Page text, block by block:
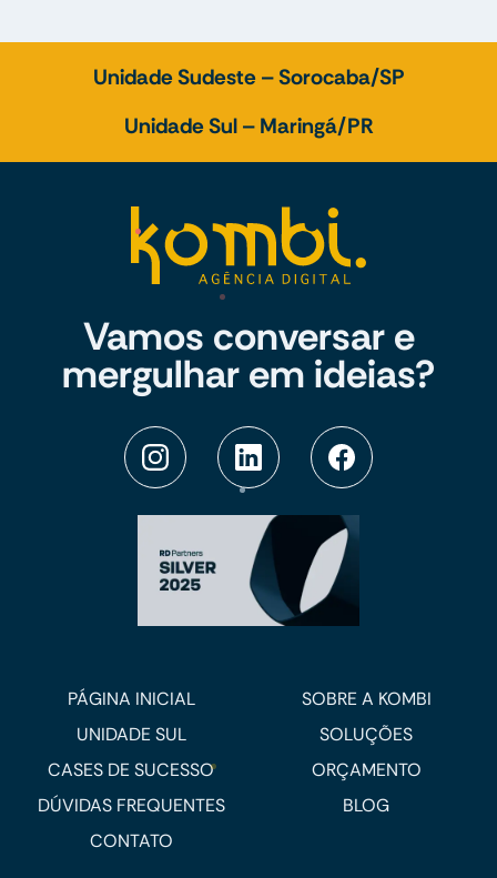
Unidade Sudeste – Sorocaba/SP
Unidade Sul – Maringá/PR
Vamos conversar e
mergulhar em ideias?
PÁGINA INICIAL
SOBRE A KOMBI
UNIDADE SUL
SOLUÇÕES
CASES DE SUCESSO
ORÇAMENTO
DÚVIDAS FREQUENTES
BLOG
CONTATO